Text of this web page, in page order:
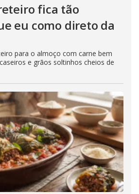
fica tão
eu como direto da
para o almoço com carne bem
e grãos soltinhos cheios de